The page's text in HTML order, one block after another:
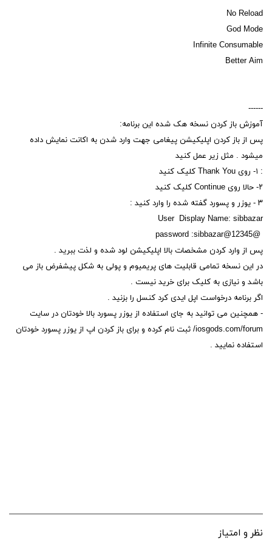
No Reload
God Mode
Infinite Consumable
Better Aim
------
آموزش باز کردن نسخه هک شده این برنامه:
پس از باز کردن اپلیکیشن پیغامی جهت وارد شدن به اکانت نمایش داده
میشود . مثل زیر عمل کنید
: ۱- روی Thank You کلیک کنید
۲- حالا روی Continue کلیک کنید
۳ - یوزر و پسورد گفته شده را وارد کنید :
User Display Name: sibbazar
@password :sibbazar@12345
پس از وارد کردن مشخصات بالا اپلیکیشن لود شده و لذت ببرید .
در این نسخه تمامی قابلیت های پریمیوم و پولی به شکل پیشفرض باز می
باشد و نیازی به کلیک برای خرید نیست .
اگر برنامه درخواست اپل ایدی کرد کنسل را بزنید .
- همچنین می توانید به جای استفاده از یوزر پسورد بالا خودتان در سایت
iosgods.com/forum/ ثبت نام کرده و برای باز کردن اپ از یوزر پسورد خودتان
استفاده نمایید .
نظر و امتیاز